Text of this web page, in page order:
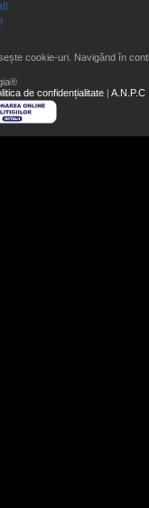
cookie-uri. Navigând în
de confidențialitate | A.N.P.C